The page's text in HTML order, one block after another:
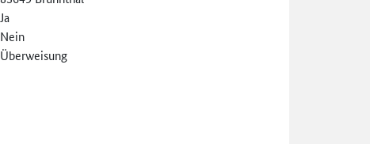
Ja
Nein
Überweisung